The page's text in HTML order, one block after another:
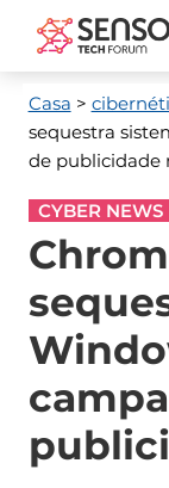
Casa >
sequestra
de publicidade
CYBER NEWS